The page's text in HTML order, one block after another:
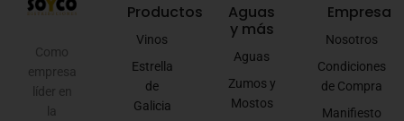
Como
empresa
líder en
la
Productos
Vinos
Estrella
de
Galicia
Aguas
y más
Aguas
Zumos y
Mostos
Empresa
Nosotros
Condiciones
de Compra
Manifiesto